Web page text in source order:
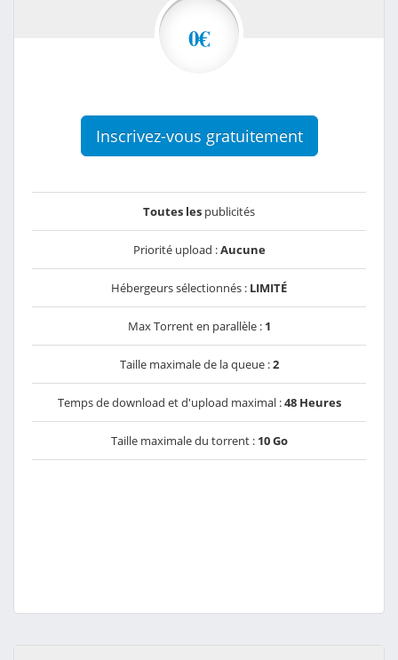
0€
Inscrivez-vous gratuitement
Toutes les publicités
Priorité upload :Aucune
Hébergeurs sélectionnés : LIMITÉ
Max Torrent en parallèle : 1
Taille maximale de la queue :2
Temps de download et d'upload maximal :48 Heures
Taille maximale du torrent : 10 Go